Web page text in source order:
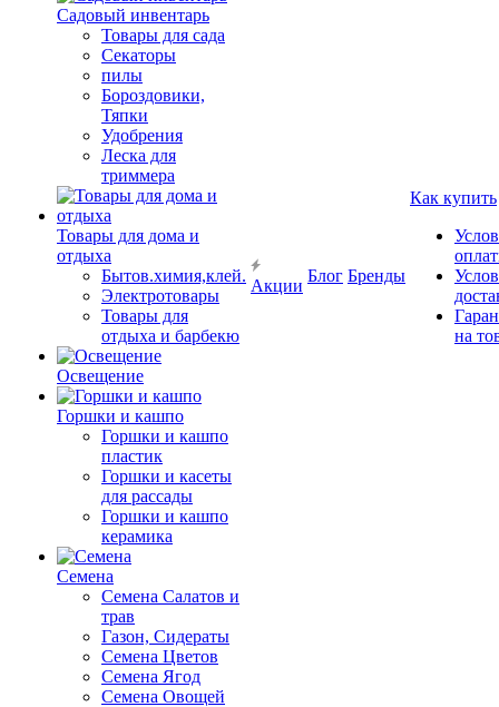
Садовый инвентарь
Товары для сада
Секаторы
пилы
Бороздовики,
Тяпки
Удобрения
Леска для
триммера
Товары для дома и
отдыха
Бытов.химия,клей.
Электротовары
Товары для
отдыха и барбекю
Освещение
Горшки и кашпо
Горшки и кашпо
пластик
Горшки и касеты
для рассады
Горшки и кашпо
керамика
Семена
Семена Салатов и
трав
Газон, Сидераты
Семена Цветов
Семена Ягод
Семена Овощей
Акции
Блог Бренды
Как купить
на